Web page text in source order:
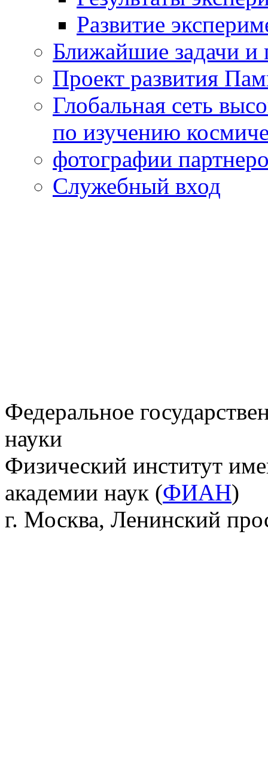
Развитие
Ближайшие задачи и
Проект развития
Глобальная сеть
по изучению
фотографии
Служебный вход
Федеральное
науки
Физический институт
академии наук (ФИАН)
г. Москва, Ленинский